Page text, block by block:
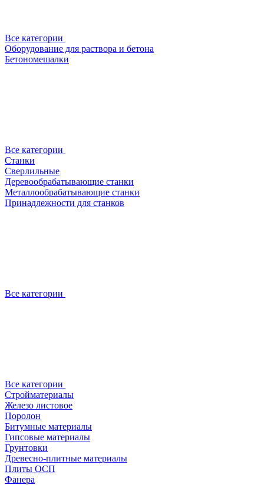
Все категории
Оборудование для раствора и бетона
Бетономешалки
Все категории
Станки
Сверлильные
Деревообрабатывающие станки
Металлообрабатывающие станки
Принадлежности для станков
Все категории
Все категории
Стройматериалы
Железо листовое
Поролон
Битумные материалы
Гипсовые материалы
Грунтовки
Древесно-плитные материалы
Плиты ОСП
Фанера